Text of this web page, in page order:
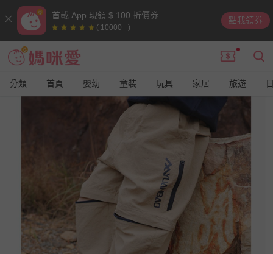
首載 App 現領 $ 100 折價券
( 10000+ )
點我領券
分類 首頁 嬰幼 童裝 玩具 家居 旅遊